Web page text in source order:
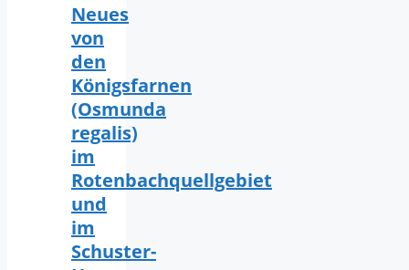
Neues
von
den
Königsfarnen
(Osmunda
regalis)
im
Rotenbachquellgebiet
und
im
Schuster-